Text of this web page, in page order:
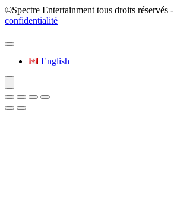
©Spectre Entertainment tous droits réservés -
confidentialité
English